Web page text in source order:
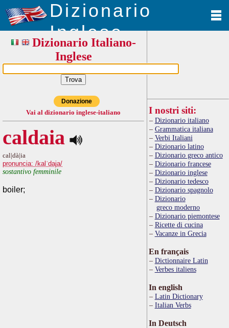
Dizionario
Inglese
Dizionario Italiano-
Inglese
Donazione
Vai al dizionario inglese-italiano
caldaia
cal|dà|ia
pronuncia: /kalˈdaja/
sostantivo femminile
boiler;
I nostri siti:
Dizionario italiano
Grammatica italiana
Verbi Italiani
Dizionario latino
Dizionario greco antico
Dizionario francese
Dizionario inglese
Dizionario tedesco
Dizionario spagnolo
Dizionario
greco moderno
Dizionario piemontese
Ricette di cucina
Vacanze in Grecia
En français
Dictionnaire Latin
Verbes italiens
In english
Latin Dictionary
Italian Verbs
In Deutsch